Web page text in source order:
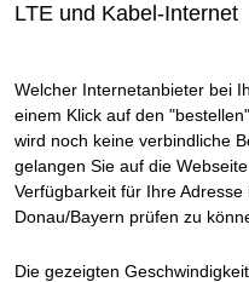
LTE und Kabel-Internet
Welcher Internetanbieter bei
einem Klick auf den
wird noch keine verbindliche
gelangen Sie auf die
Verfügbarkeit für Ihre
Donau/Bayern prüfen zu
Die gezeigten